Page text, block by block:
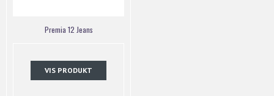
Premia 12 Jeans
VIS PRODUKT